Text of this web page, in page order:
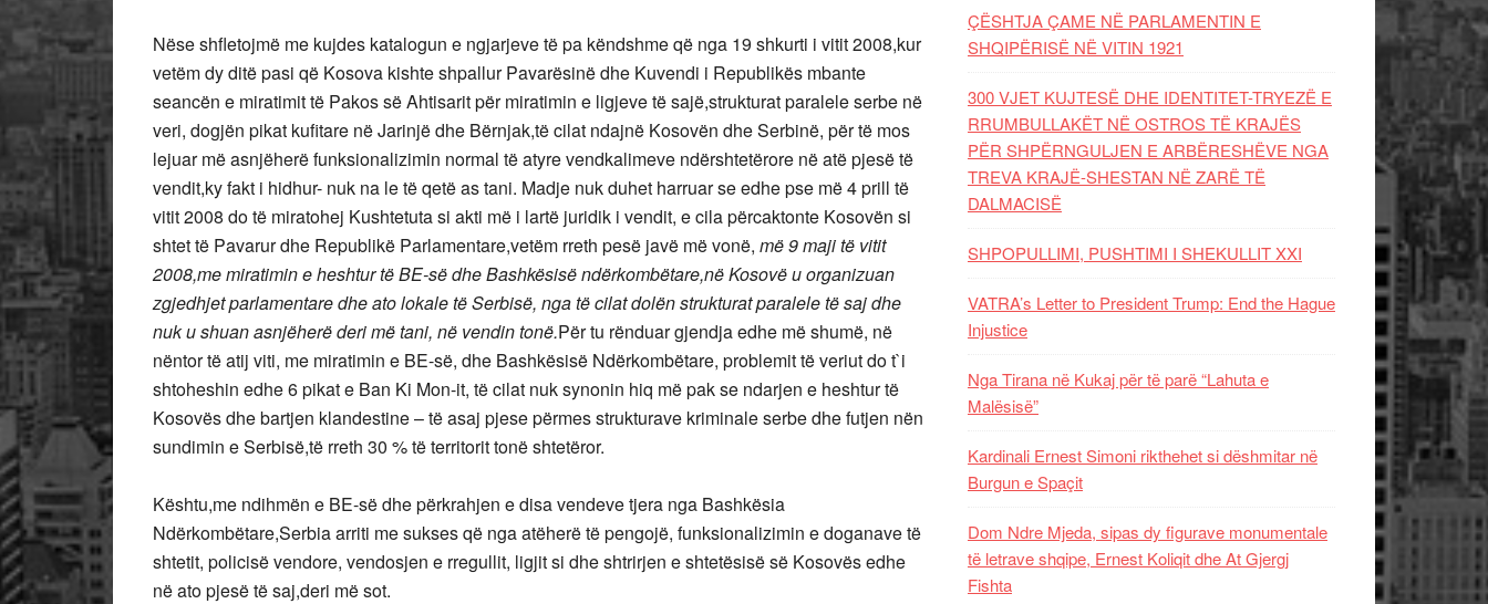
Nëse shfletojmë me kujdes katalogun e ngjarjeve të pa këndshme që nga 19 shkurti i vitit 2008,kur
vetëm dy ditë pasi që Kosova kishte shpallur Pavarësinë dhe Kuvendi i Republikës mbante
seancën e miratimit të Pakos së Ahtisarit për miratimin e ligjeve të sajë,strukturat paralele serbe në
veri, dogjën pikat kufitare në Jarinjë dhe Bërnjak,të cilat ndajnë Kosovën dhe Serbinë, për të mos
lejuar më asnjëherë funksionalizimin normal të atyre vendkalimeve ndërshtetërore në atë pjesë të
vendit,ky fakt i hidhur- nuk na le të qetë as tani. Madje nuk duhet harruar se edhe pse më 4 prill të
vitit 2008 do të miratohej Kushtetuta si akti më i lartë juridik i vendit, e cila përcaktonte Kosovën si
shtet të Pavarur dhe Republikë Parlamentare,vetëm rreth pesë javë më vonë, më 9 maji të vitit
2008,me miratimin e heshtur të BE-së dhe Bashkësisë ndërkombëtare,në Kosovë u organizuan
zgjedhjet parlamentare dhe ato lokale të Serbisë, nga të cilat dolën strukturat paralele të saj dhe
nuk u shuan asnjëherë deri më tani, në vendin tonë.Për tu rënduar gjendja edhe më shumë, në
nëntor të atij viti, me miratimin e BE-së, dhe Bashkësisë Ndërkombëtare, problemit të veriut do t`i
shtoheshin edhe 6 pikat e Ban Ki Mon-it, të cilat nuk synonin hiq më pak se ndarjen e heshtur të
Kosovës dhe bartjen klandestine – të asaj pjese përmes strukturave kriminale serbe dhe futjen nën
sundimin e Serbisë,të rreth 30 % të territorit tonë shtetëror.
Kështu,me ndihmën e BE-së dhe përkrahjen e disa vendeve tjera nga Bashkësia
Ndërkombëtare,Serbia arriti me sukses që nga atëherë të pengojë, funksionalizimin e doganave të
shtetit, policisë vendore, vendosjen e rregullit, ligjit si dhe shtrirjen e shtetësisë së Kosovës edhe
në ato pjesë të saj,deri më sot.
ÇËSHTJA ÇAME NË PARLAMENTIN E
SHQIPËRISË NË VITIN 1921
300 VJET KUJTESË DHE IDENTITET-TRYEZË E
RRUMBULLAKËT NË OSTROS TË KRAJËS
PËR SHPËRNGULJEN E ARBËRESHËVE NGA
TREVA KRAJË-SHESTAN NË ZARË TË
DALMACISË
SHPOPULLIMI, PUSHTIMI I SHEKULLIT XXI
VATRA’s Letter to President Trump: End the Hague
Injustice
Nga Tirana në Kukaj për të parë “Lahuta e
Malësisë”
Kardinali Ernest Simoni rikthehet si dëshmitar në
Burgun e Spaçit
Dom Ndre Mjeda, sipas dy figurave monumentale
të letrave shqipe, Ernest Koliqit dhe At Gjergj
Fishta